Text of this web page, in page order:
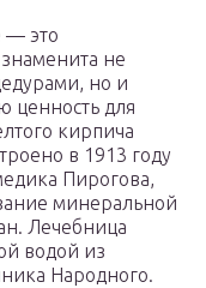
— это
не
но и
ценность для
кирпича
в 1913 году
Пирогова,
минеральной
Лечебница
водой из
Народного.